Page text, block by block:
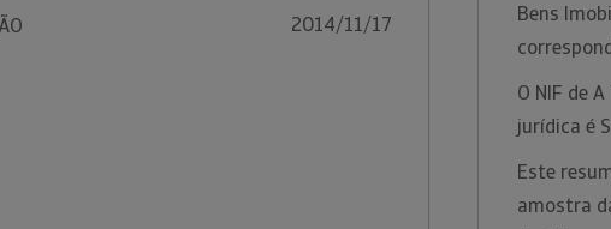
2014/11/17
Bens
O NIF de
jurídica é
Este
amostra